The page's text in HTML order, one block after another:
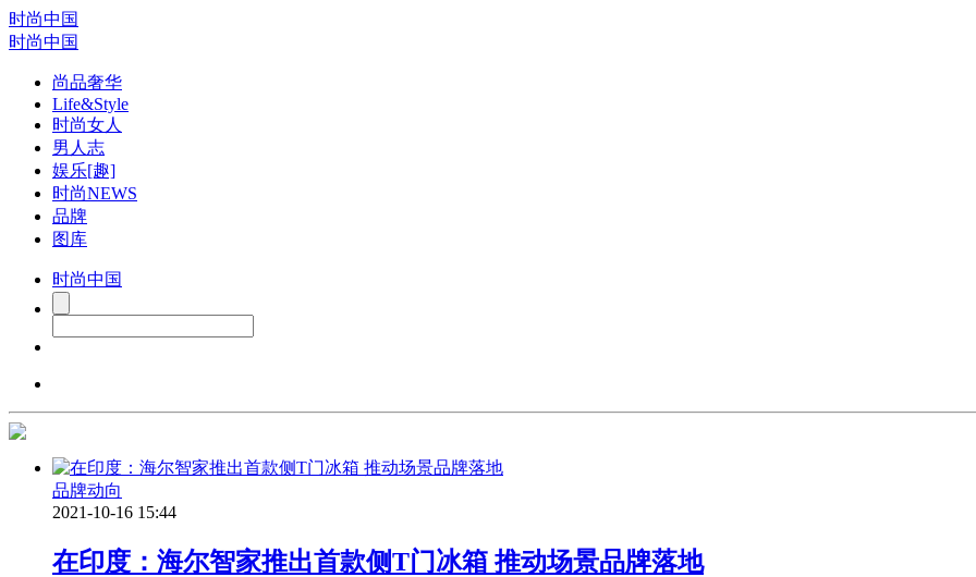
时尚中国
时尚中国
尚品奢华
Life&Style
时尚女人
男人志
娱乐[趣]
时尚NEWS
品牌
图库
时尚中国
品牌动向
2021-10-16 15:44
在印度：海尔智家推出首款侧T门冰箱 推动场景品牌落地